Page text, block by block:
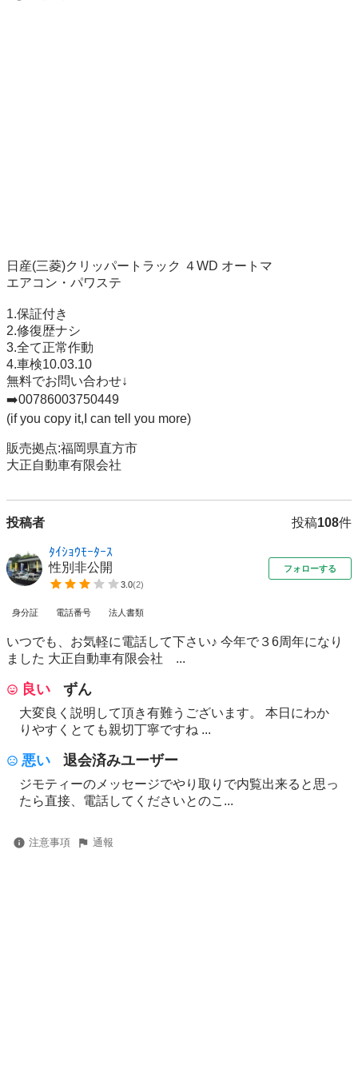
日産(三菱)クリッパートラック ４WD オートマ
エアコン・パワステ
1.保証付き
2.修復歴ナシ
3.全て正常作動
4.車検10.03.10
無料でお問い合わせ↓
➡️00786003750449
(if you copy it,I can tell you more)
販売拠点:福岡県直方市
大正自動車有限会社
投稿者 投稿108件
ﾀｲｼｮｳﾓｰﾀｰｽ
性別非公開
3.0(2)
フォローする
身分証 電話番号 法人書類
いつでも、お気軽に電話して下さい♪ 今年で３6周年になり
ました 大正自動車有限会社 ...
良い ずん
大変良く説明して頂き有難うございます。 本日にわか
りやすくとても親切丁寧ですね ...
悪い 退会済みユーザー
ジモティーのメッセージでやり取りで内覧出来ると思っ
たら直接、電話してくださいとのこ...
注意事項 通報